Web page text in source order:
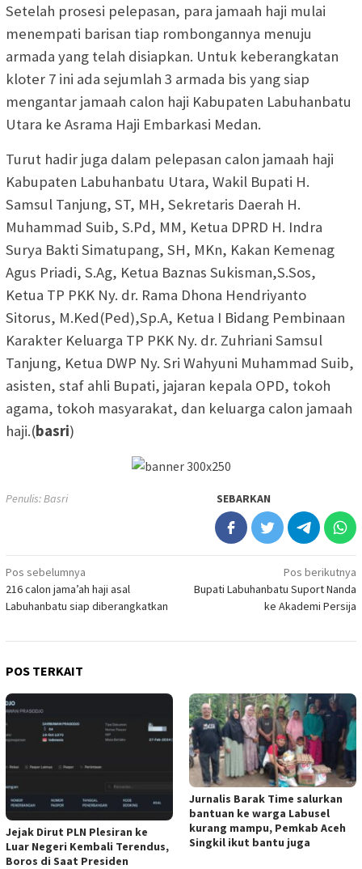
Setelah prosesi pelepasan, para jamaah haji mulai
menempati barisan tiap rombongannya menuju
armada yang telah disiapkan. Untuk keberangkatan
kloter 7 ini ada sejumlah 3 armada bis yang siap
mengantar jamaah calon haji Kabupaten Labuhanbatu
Utara ke Asrama Haji Embarkasi Medan.
Turut hadir juga dalam pelepasan calon jamaah haji
Kabupaten Labuhanbatu Utara, Wakil Bupati H.
Samsul Tanjung, ST, MH, Sekretaris Daerah H.
Muhammad Suib, S.Pd, MM, Ketua DPRD H. Indra
Surya Bakti Simatupang, SH, MKn, Kakan Kemenag
Agus Priadi, S.Ag, Ketua Baznas Sukisman,S.Sos,
Ketua TP PKK Ny. dr. Rama Dhona Hendriyanto
Sitorus, M.Ked(Ped),Sp.A, Ketua I Bidang Pembinaan
Karakter Keluarga TP PKK Ny. dr. Zuhriani Samsul
Tanjung, Ketua DWP Ny. Sri Wahyuni Muhammad Suib,
asisten, staf ahli Bupati, jajaran kepala OPD, tokoh
agama, tokoh masyarakat, dan keluarga calon jamaah
haji.(basri)
Penulis: Basri SEBARKAN
Navigasi
pos
Pos sebelumnya
216 calon jama’ah haji asal
Labuhanbatu siap diberangkatkan
Pos berikutnya
Bupati Labuhanbatu Suport Nanda
ke Akademi Persija
POS TERKAIT
Jejak Dirut PLN Plesiran ke
Luar Negeri Kembali Terendus,
Boros di Saat Presiden
Jurnalis Barak Time salurkan
bantuan ke warga Labusel
kurang mampu, Pemkab Aceh
Singkil ikut bantu juga